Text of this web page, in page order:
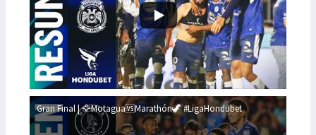
Gran Final | 🦅Motagua🆚Marathón🦖 #LigaHondubet